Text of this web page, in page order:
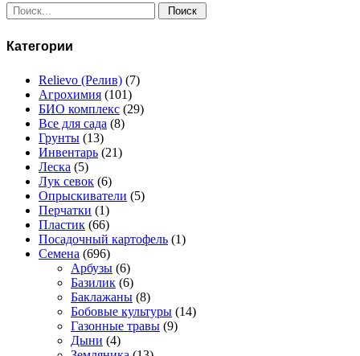
Поиск:
Категории
Relievo (Релив) (7)
Агрохимия (101)
БИО комплекс (29)
Все для сада (8)
Грунты (13)
Инвентарь (21)
Леска (5)
Лук севок (6)
Опрыскиватели (5)
Перчатки (1)
Пластик (66)
Посадочный картофель (1)
Семена (696)
Арбузы (6)
Базилик (6)
Баклажаны (8)
Бобовые культуры (14)
Газонные травы (9)
Дыни (4)